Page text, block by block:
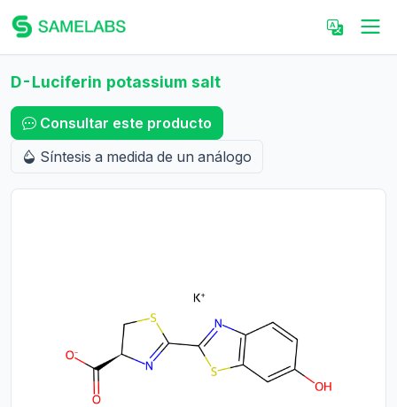
D-Luciferin potassium salt
Consultar este producto
Síntesis a medida de un análogo